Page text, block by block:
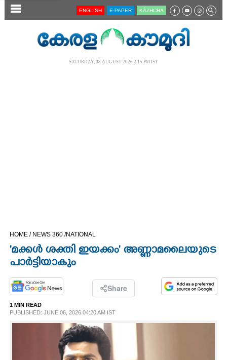
SECTIONS
CINEMA
OPINION
PHOTOS
LIFESTYLE
ENGLISH E-PAPER KĀZHCHA
SATURDAY, 08 AUGUST 2026 2.15 PM IST
HOME / NEWS 360 /NATIONAL
'മക്കൾ ശക്തി ഇയക്കം' അണ്ണാമലൈയുടെ
പാർട്ടിയാകും
Share
1 MIN READ
PUBLISHED: JUNE 06, 2026 04:20 AM IST